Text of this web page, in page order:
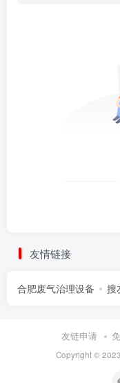
友情链接
合肥废气治理设备 搜
友链申请
Copyright © 2023